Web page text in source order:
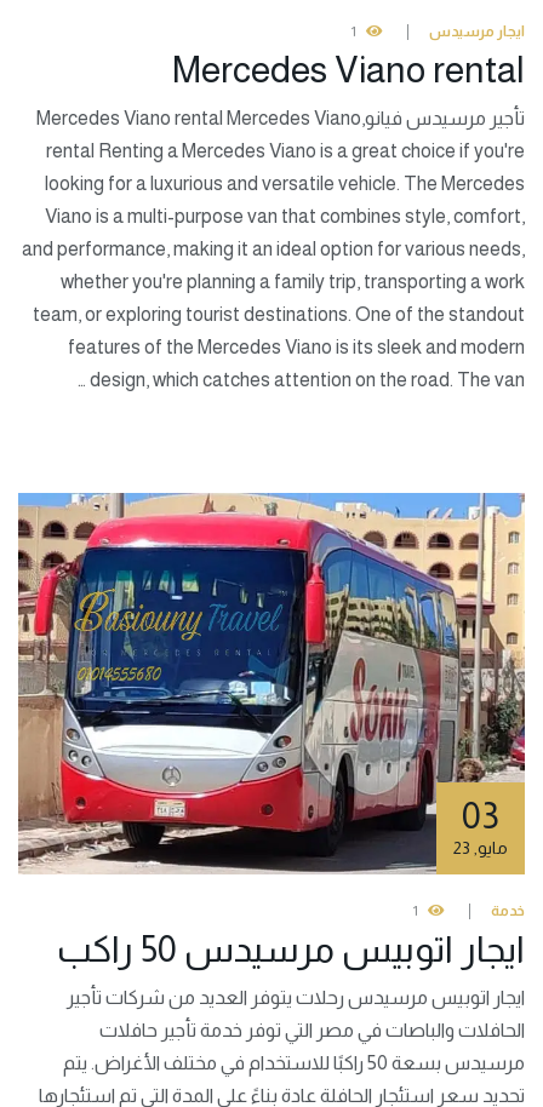
ايجار مرسيدس 1
Mercedes Viano rental
تأجير مرسيدس فيانو,Mercedes Viano rental Mercedes Viano
rental Renting a Mercedes Viano is a great choice if you're
looking for a luxurious and versatile vehicle. The Mercedes
Viano is a multi-purpose van that combines style, comfort,
and performance, making it an ideal option for various needs,
whether you're planning a family trip, transporting a work
team, or exploring tourist destinations. One of the standout
features of the Mercedes Viano is its sleek and modern
design, which catches attention on the road. The van …
03
مايو
خدمة 1
ايجار اتوبيس مرسيدس 50 راكب
ايجار اتوبيس مرسيدس رحلات يتوفر العديد من شركات تأجير
الحافلات والباصات في مصر التي توفر خدمة تأجير حافلات
مرسيدس بسعة 50 راكبًا للاستخدام في مختلف الأغراض. يتم
تحديد سعر استئجار الحافلة عادة بناءً على المدة التي تم استئجارها